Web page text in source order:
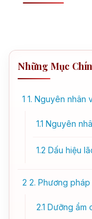
Những Mục
1 1. Nguyên nhân
1.1 Nguyên
1.2 Dấu hiệu
2 2. Phương
2.1 Dưỡng ẩm